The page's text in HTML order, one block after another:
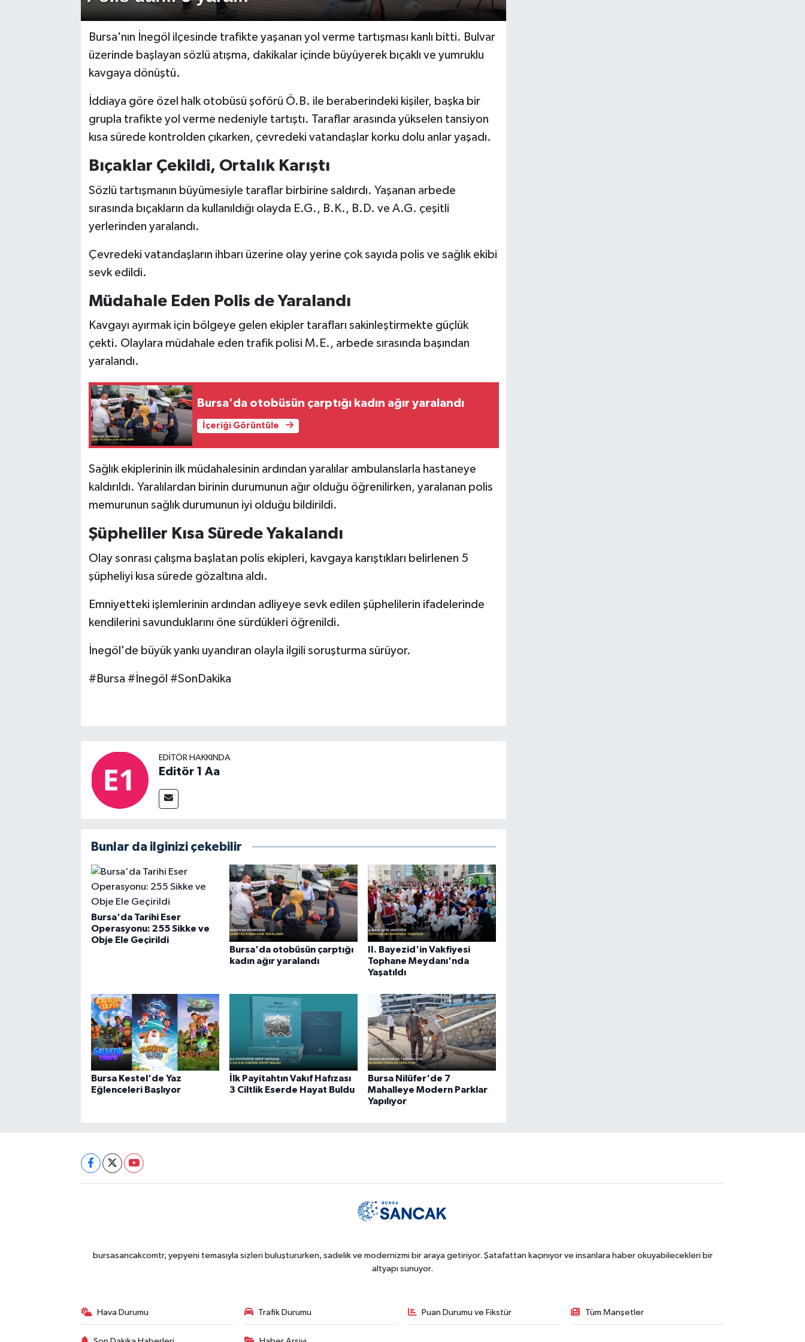
Bursa'nın İnegöl ilçesinde trafikte yaşanan yol verme tartışması kanlı bitti. Bulvar
üzerinde başlayan sözlü atışma, dakikalar içinde büyüyerek bıçaklı ve yumruklu
kavgaya dönüştü.
İddiaya göre özel halk otobüsü şoförü Ö.B. ile beraberindeki kişiler, başka bir
grupla trafikte yol verme nedeniyle tartıştı. Taraflar arasında yükselen tansiyon
kısa sürede kontrolden çıkarken, çevredeki vatandaşlar korku dolu anlar yaşadı.
Bıçaklar Çekildi, Ortalık Karıştı
Sözlü tartışmanın büyümesiyle taraflar birbirine saldırdı. Yaşanan arbede
sırasında bıçakların da kullanıldığı olayda E.G., B.K., B.D. ve A.G. çeşitli
yerlerinden yaralandı.
Çevredeki vatandaşların ihbarı üzerine olay yerine çok sayıda polis ve sağlık ekibi
sevk edildi.
Müdahale Eden Polis de Yaralandı
Kavgayı ayırmak için bölgeye gelen ekipler tarafları sakinleştirmekte güçlük
çekti. Olaylara müdahale eden trafik polisi M.E., arbede sırasında başından
yaralandı.
Bursa'da otobüsün çarptığı kadın ağır yaralandı
İçeriği Görüntüle
Sağlık ekiplerinin ilk müdahalesinin ardından yaralılar ambulanslarla hastaneye
kaldırıldı. Yaralılardan birinin durumunun ağır olduğu öğrenilirken, yaralanan polis
memurunun sağlık durumunun iyi olduğu bildirildi.
Şüpheliler Kısa Sürede Yakalandı
Olay sonrası çalışma başlatan polis ekipleri, kavgaya karıştıkları belirlenen 5
şüpheliyi kısa sürede gözaltına aldı.
Emniyetteki işlemlerinin ardından adliyeye sevk edilen şüphelilerin ifadelerinde
kendilerini savunduklarını öne sürdükleri öğrenildi.
İnegöl'de büyük yankı uyandıran olayla ilgili soruşturma sürüyor.
#Bursa #İnegöl #SonDakika
EDITÖR HAKKINDA
Editör 1 Aa
Bunlar da ilginizi çekebilir
Bursa'da Tarihi Eser
Operasyonu: 255 Sikke ve
Obje Ele Geçirildi
Bursa'da otobüsün çarptığı
kadın ağır yaralandı
II. Bayezid'in Vakfiyesi
Tophane Meydanı'nda
Yaşatıldı
Bursa Kestel'de Yaz
Eğlenceleri Başlıyor
İlk Payitahtın Vakıf Hafızası
3 Ciltlik Eserde Hayat Buldu
Bursa Nilüfer'de 7
Mahalleye Modern Parklar
Yapılıyor
bursasancakcomtr, yepyeni temasıyla sizleri buluştururken, sadelik ve modernizmi bir araya getiriyor. Şatafattan kaçınıyor ve insanlara haber okuyabilecekleri bir
altyapı sunuyor.
Hava Durumu Trafik Durumu Puan Durumu ve Fikstür Tüm Manşetler